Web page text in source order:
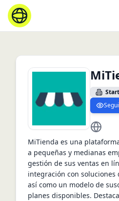
ttps://
MiTienda es una
a pequeñas y medianas
gestión de sus ventas en
integración con soluciones
así como un modelo de
planes disponibles.